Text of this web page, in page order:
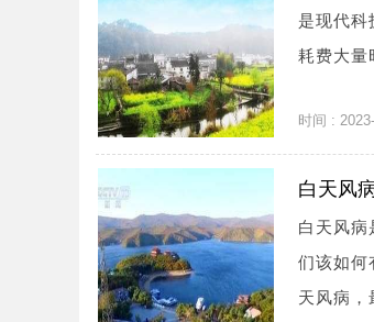
是现代科
耗费大量
时间 :
白天风
白天风病
们该如何
天风病，